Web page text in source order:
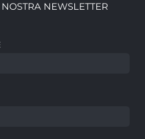
NEWSLETTER